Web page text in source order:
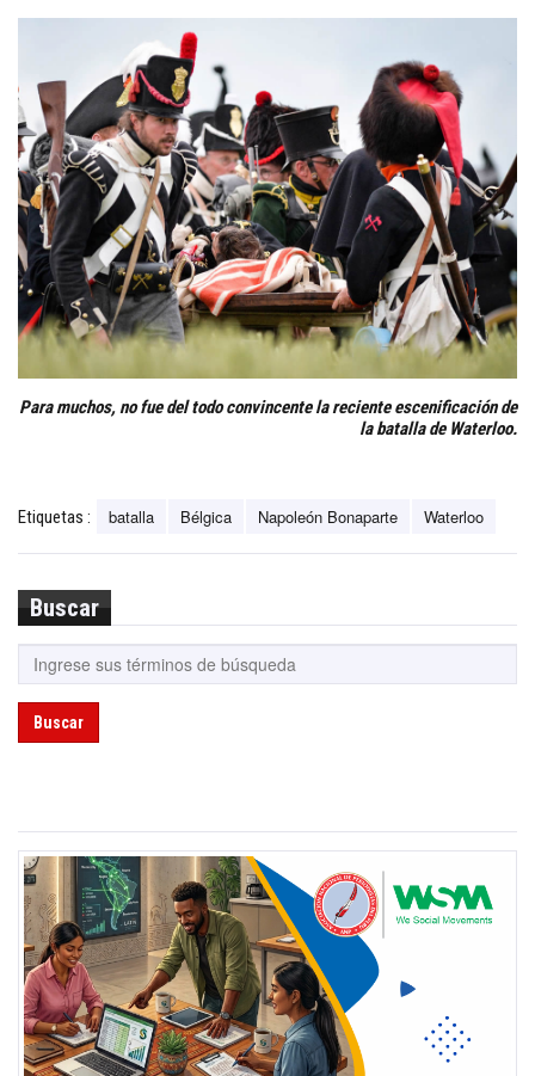
Para muchos, no fue del todo convincente la reciente escenificación de
la batalla de Waterloo.
Etiquetas : batalla Bélgica Napoleón Bonaparte Waterloo
Buscar
Buscar